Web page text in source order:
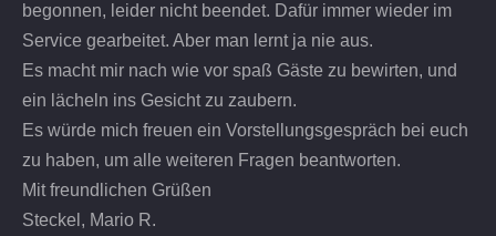
begonnen, leider nicht beendet. Dafür immer wieder im
Service gearbeitet. Aber man lernt ja nie aus.
Es macht mir nach wie vor spaß Gäste zu bewirten, und
ein lächeln ins Gesicht zu zaubern.
Es würde mich freuen ein Vorstellungsgespräch bei euch
zu haben, um alle weiteren Fragen beantworten.
Mit freundlichen Grüßen
Steckel, Mario R.